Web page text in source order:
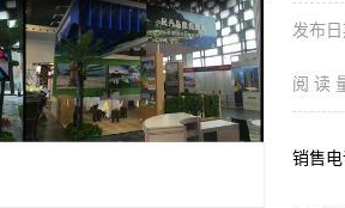
发布日
阅 读
销售电